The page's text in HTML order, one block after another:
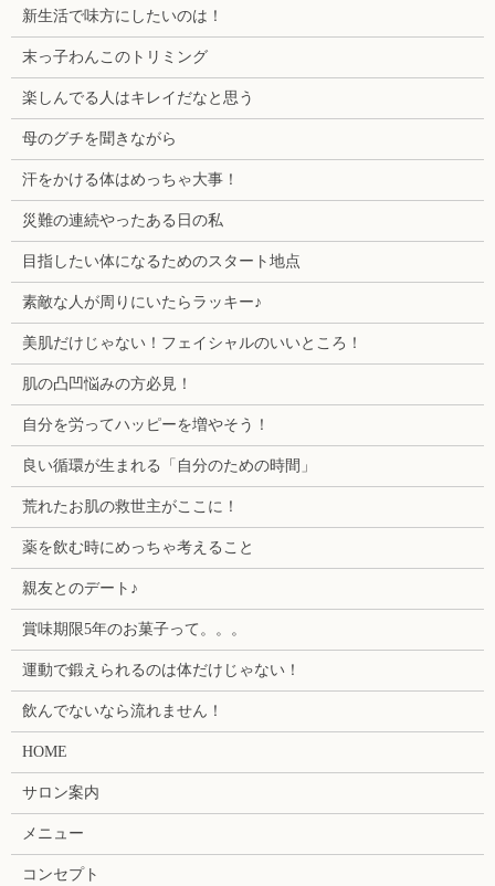
新生活で味方にしたいのは！
末っ子わんこのトリミング
楽しんでる人はキレイだなと思う
母のグチを聞きながら
汗をかける体はめっちゃ大事！
災難の連続やったある日の私
目指したい体になるためのスタート地点
素敵な人が周りにいたらラッキー♪
美肌だけじゃない！フェイシャルのいいところ！
肌の凸凹悩みの方必見！
自分を労ってハッピーを増やそう！
良い循環が生まれる「自分のための時間」
荒れたお肌の救世主がここに！
薬を飲む時にめっちゃ考えること
親友とのデート♪
賞味期限5年のお菓子って。。。
運動で鍛えられるのは体だけじゃない！
飲んでないなら流れません！
HOME
サロン案内
メニュー
コンセプト